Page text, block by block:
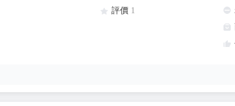
評價 1